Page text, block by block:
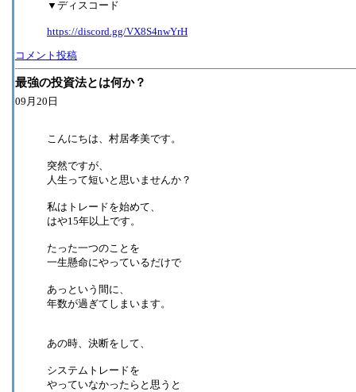
▼ディスコード
https://discord.gg/VX8S4nwYrH
コメント投稿
最強の投資法とは何か？
09月20日
こんにちは、村居孝美です。
突然ですが、
人生って短いと思いませんか？
私はトレードを始めて、
はや15年以上です。
たった一つのことを
一生懸命にやっているだけで
あっという間に、
年数が過ぎてしまいます。
あの時、決断をして、
システムトレードを
やっていなかったらと思うと